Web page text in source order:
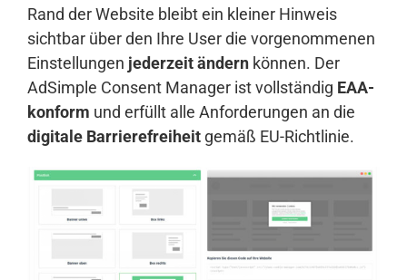
Rand der Website bleibt ein kleiner Hinweis
sichtbar über den Ihre User die vorgenommenen
Einstellungen jederzeit ändern können. Der
AdSimple Consent Manager ist vollständig EAA-
konform und erfüllt alle Anforderungen an die
digitale Barrierefreiheit gemäß EU-Richtlinie.